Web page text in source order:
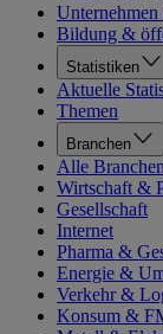
Bildung &
Statistiken
Aktuelle
Themen
Branchen
Alle Branchen
Wirtschaft &
Gesellschaft
Internet
Pharma &
Energie &
Verkehr &
Konsum &